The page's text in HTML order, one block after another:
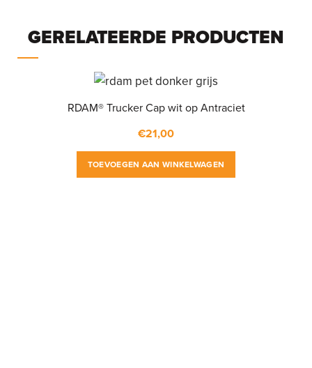
GERELATEERDE PRODUCTEN
RDAM® Trucker Cap wit op Antraciet
€21,00
TOEVOEGEN AAN WINKELWAGEN